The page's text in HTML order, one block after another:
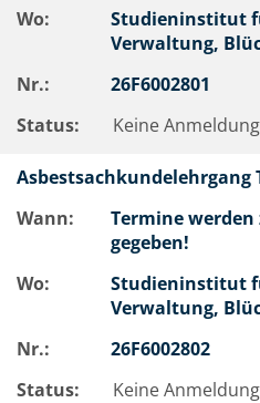
Wo:
Studieninstitut
Verwaltung,
Nr.:
26F6002801
Status:
Keine
Asbestsachkundelehrgang
Wann:
Termine
gegeben!
Wo:
Studieninstitut
Verwaltung,
Nr.:
26F6002802
Status:
Keine